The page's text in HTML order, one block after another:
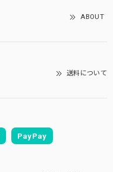
ABOUT
送料について
PayPay